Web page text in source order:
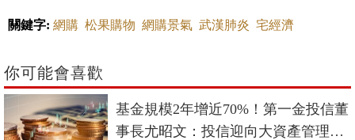
關鍵字: 網購 松果購物 網購景氣 武漢肺炎 宅經濟
你可能會喜歡
基金規模2年增近70%！第一金投信董
事長尤昭文：投信迎向大資產管理時